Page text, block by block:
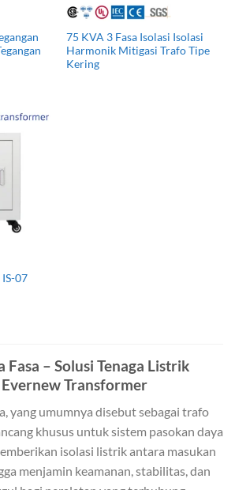
75 KVA 3 Fasa Isolasi Isolasi
Harmonik Mitigasi Trafo Tipe
Kering
IS-07
Fasa – Solusi Tenaga Listrik
Transformer
yang umumnya disebut sebagai trafo
khusus untuk sistem pasokan daya
isolasi listrik antara masukan
menjamin keamanan, stabilitas, dan